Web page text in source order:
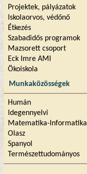
Projektek, pályázatok
Iskolaorvos, védőnő
Étkezés
Szabadidős programok
Mazsorett csoport
Eck Imre AMI
Ökoiskola
Munkaközösségek
Humán
Idegennyelvi
Matematika-Informatika
Olasz
Spanyol
Természettudományos